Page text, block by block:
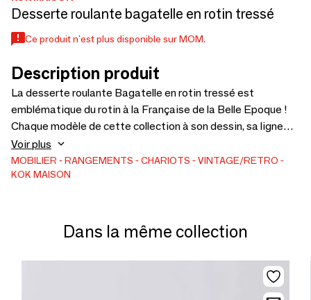
Desserte roulante bagatelle en rotin tressé
Ce produit n'est plus disponible sur MOM.
Description produit
La desserte roulante Bagatelle en rotin tressé est
emblématique du rotin à la Française de la Belle Epoque !
Chaque modèle de cette collection à son dessin, sa ligne
bien à lui, comme s'il avait été chiné individuellement, mais
se coordonne aux autres par le choix d'une finition
commune. Munie de deux plateaux en solide contreplaqué
Voir plus
MOBILIER RANGEMENTS CHARIOTS
VINTAGE/RETRO
KOK MAISON
Dans la même collection